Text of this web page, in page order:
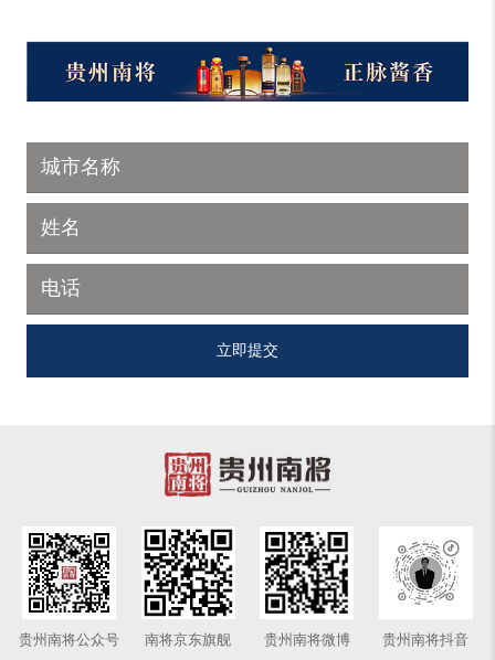
贵州南将公众号 南将京东旗舰 贵州南将微博 贵州南将抖音